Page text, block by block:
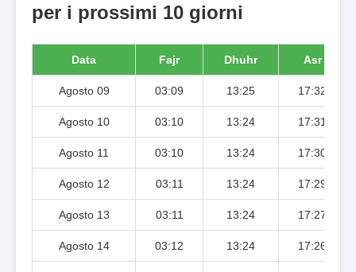
per i prossimi 10 giorni
Data Fajr Dhuhr Asr
Agosto 09 03:09 13:25 17:32
Agosto 10 03:10 13:24 17:31
Agosto 11 03:10 13:24 17:30
Agosto 12 03:11 13:24 17:29
Agosto 13 03:11 13:24 17:27
Agosto 14 03:12 13:24 17:26